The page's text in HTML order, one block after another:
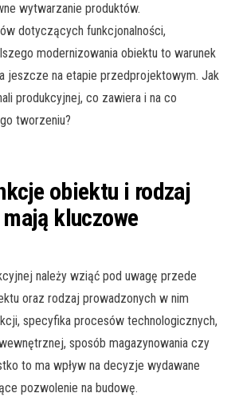
wytwarzanie produktów.
dotyczących funkcjonalności,
modernizowania obiektu to warunek
jeszcze na etapie przedprojektowym. Jak
produkcyjnej, co zawiera i na co
tworzeniu?
obiektu i rodzaj
kluczowe
należy wziąć pod uwagę przede
oraz rodzaj prowadzonych w nim
specyfika procesów technologicznych,
sposób magazynowania czy
to ma wpływ na decyzje wydawane
pozwolenie na budowę.